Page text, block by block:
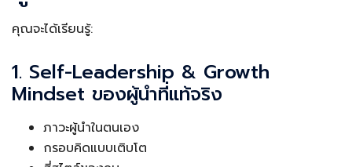
คุณจะได้เรียนรู้:
1. Self-Leadership & Growth
Mindset ของผู้นำที่แท้จริง
ภาวะผู้นำในตนเอง
กรอบคิดแบบเติบโต